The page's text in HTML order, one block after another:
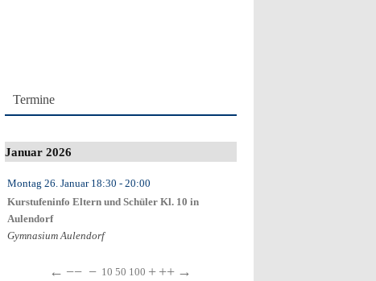
Termine
Januar 2026
Montag 26. Januar18:30 - 20:00
Kurstufeninfo Eltern und Schüler Kl. 10 in
Aulendorf
Gymnasium Aulendorf
← −− − 10 50 100 + ++ →